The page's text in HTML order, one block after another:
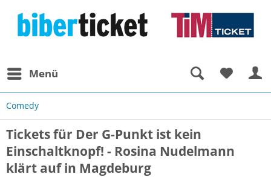
Menü
Comedy
Tickets für Der G-Punkt ist kein
Einschaltknopf! - Rosina Nudelmann
klärt auf in Magdeburg